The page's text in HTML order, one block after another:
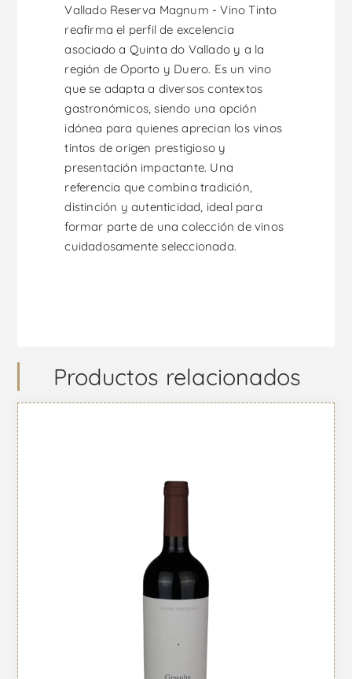
Vallado Reserva Magnum - Vino Tinto
reafirma el perfil de excelencia
asociado a Quinta do Vallado y a la
región de Oporto y Duero. Es un vino
que se adapta a diversos contextos
gastronómicos, siendo una opción
idónea para quienes aprecian los vinos
tintos de origen prestigioso y
presentación impactante. Una
referencia que combina tradición,
distinción y autenticidad, ideal para
formar parte de una colección de vinos
cuidadosamente seleccionada.
Productos relacionados